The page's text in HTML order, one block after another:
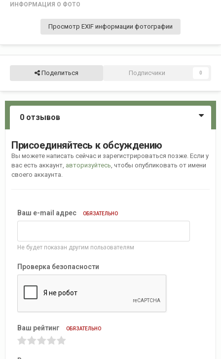
ИНФОРМАЦИЯ О ФОТО
Просмотр EXIF информации фотографии
Поделиться Подписчики 0
0 отзывов
Присоединяйтесь к обсуждению
Вы можете написать сейчас и зарегистрироваться позже. Если у
вас есть аккаунт, авторизуйтесь , чтобы опубликовать от имени
своего аккаунта.
Ваш e-mail адрес ОБЯЗАТЕЛЬНО
Не будет показан другим пользователям
Проверка безопасности
Ваш рейтинг ОБЯЗАТЕЛЬНО